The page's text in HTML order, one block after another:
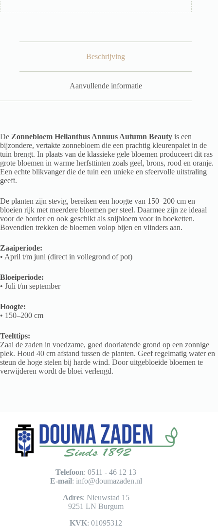
Beschrijving
Aanvullende informatie
De Zonnebloem Helianthus Annuus Autumn Beauty is een
bijzondere, vertakte zonnebloem die een prachtig kleurenpalet in de
tuin brengt. In plaats van de klassieke gele bloemen produceert dit ras
grote bloemen in warme herfsttinten zoals geel, brons, rood en oranje.
Een echte blikvanger die de tuin een unieke en sfeervolle uitstraling
geeft.
De planten zijn stevig, bereiken een hoogte van 150–200 cm en
bloeien rijk met meerdere bloemen per steel. Daarmee zijn ze ideaal
voor de border en ook geschikt als snijbloem voor in boeketten.
Bovendien trekken de bloemen volop bijen en vlinders aan.
Zaaiperiode:
• April t/m juni (direct in vollegrond of pot)
Bloeiperiode:
• Juli t/m september
Hoogte:
• 150–200 cm
Teelttips:
Zaai de zaden in voedzame, goed doorlatende grond op een zonnige
plek. Houd 40 cm afstand tussen de planten. Geef regelmatig water en
steun de hoge stelen bij harde wind. Door uitgebloeide bloemen te
verwijderen wordt de bloei verlengd.
Telefoon: 0511 - 46 12 13
E-mail: info@doumazaden.nl
Adres: Nieuwstad 15
9251 LN Burgum
KVK: 01095312